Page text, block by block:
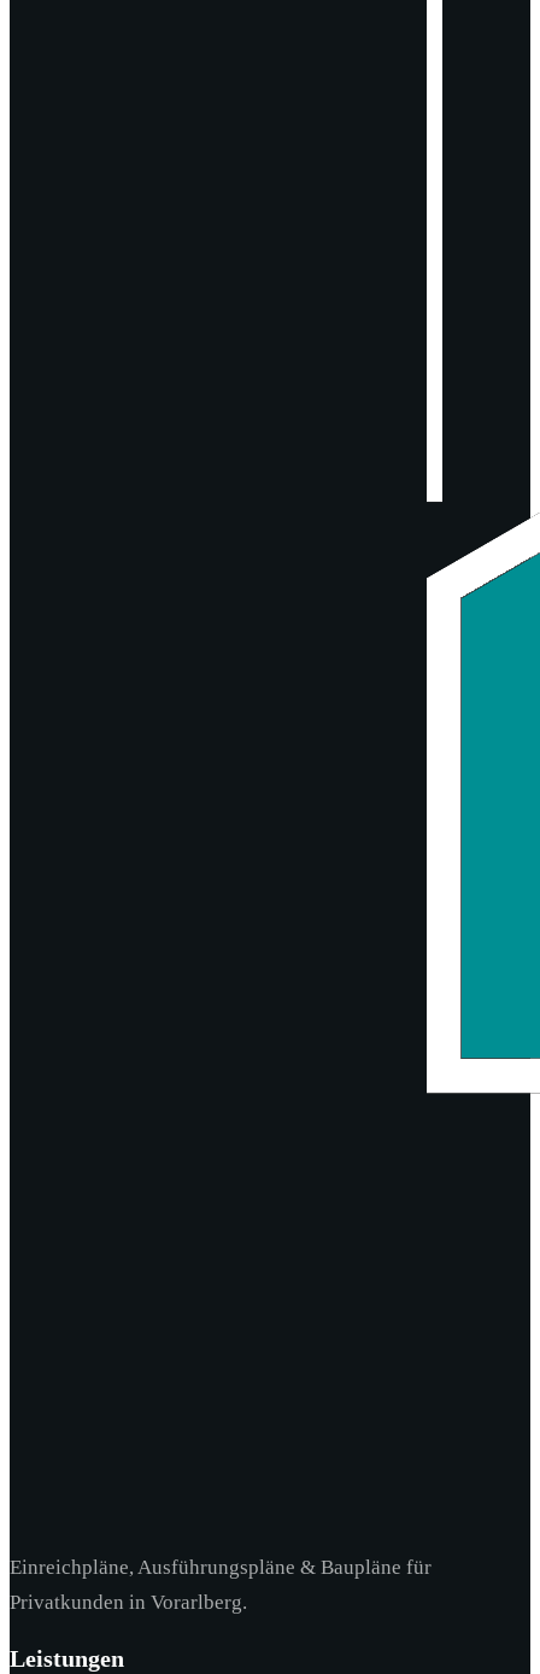
Einreichpläne, Ausführungspläne & Baupläne für
Privatkunden in Vorarlberg.
Leistungen